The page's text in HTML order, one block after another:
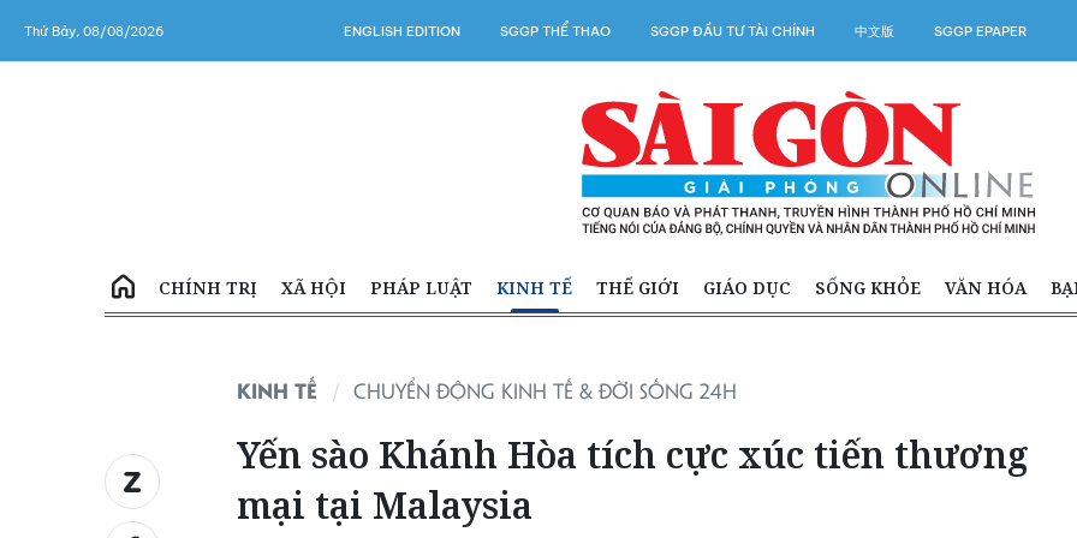
Thứ Bảy, 08/08/2026 ENGLISH EDITION SGGP THỂ THAO SGGP ĐẦU TƯ TÀI CHÍNH 中文版 SGGP EPAPER
CHÍNH TRỊ XÃ HỘI PHÁP LUẬT KINH TẾ THẾ GIỚI GIÁO DỤC SỐNG KHỎE VĂN HÓA
KINH TẾ CHUYỂN ĐỘNG KINH TẾ & ĐỜI SỐNG 24H
Yến sào Khánh Hòa tích cực xúc tiến thương
mại tại Malaysia